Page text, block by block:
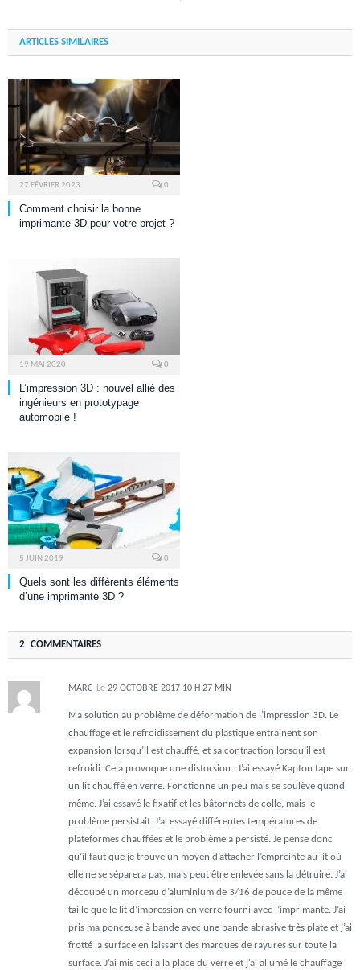
ARTICLES SIMILAIRES
27 FÉVRIER 2023 0
Comment choisir la bonne
imprimante 3D pour votre projet ?
19 MAI 2020 0
L’impression 3D : nouvel allié des
ingénieurs en prototypage
automobile !
5 JUIN 2019 0
Quels sont les différents éléments
d’une imprimante 3D ?
2 COMMENTAIRES
MARC Le 29 OCTOBRE 2017 10 H 27 MIN
Ma solution au problème de déformation de l’impression 3D. Le
chauffage et le refroidissement du plastique entraînent son
expansion lorsqu’il est chauffé, et sa contraction lorsqu’il est
refroidi. Cela provoque une distorsion . J’ai essayé Kapton tape sur
un lit chauffé en verre. Fonctionne un peu mais se soulève quand
même. J’ai essayé le fixatif et les bâtonnets de colle, mais le
problème persistait. J’ai essayé différentes températures de
plateformes chauffées et le problème a persisté. Je pense donc
qu’il faut que je trouve un moyen d’attacher l’empreinte au lit où
elle ne se séparera pas, mais peut être enlevée sans la détruire. J’ai
découpé un morceau d’aluminium de 3/16 de pouce de la même
taille que le lit d’impression en verre fourni avec l’imprimante. J’ai
pris ma ponceuse à bande avec une bande abrasive très plate et j’ai
frotté la surface en laissant des marques de rayures sur toute la
surface. J’ai mis ceci à la place du verre et j’ai allumé le chauffage